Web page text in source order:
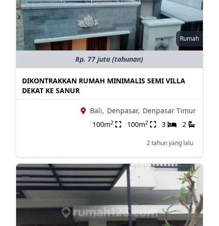
Rumah
Rp. 77 juta (tahunan)
DIKONTRAKKAN RUMAH MINIMALIS SEMI VILLA
DEKAT KE SANUR
Bali, Denpasar, Denpasar Timur
100m2 100m2 3 2
2 tahun yang lalu